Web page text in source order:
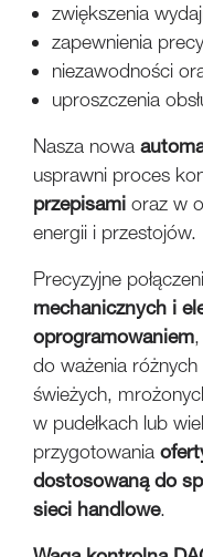
zwiększenia
zapewnienia
niezawodności
uproszczenia
Nasza nowa
usprawni proces
przepisami oraz w
energii i przestojów.
Precyzyjne
mechanicznych i
oprogramowaniem
do ważenia
świeżych,
w pudełkach lub
przygotowania
dostosowaną do
sieci handlowe.